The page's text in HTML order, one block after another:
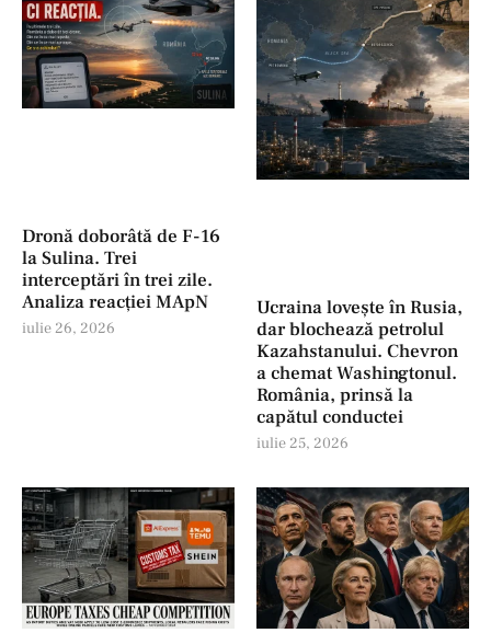
Dronă doborâtă de F-16
la Sulina. Trei
interceptări în trei zile.
Analiza reacției MApN
iulie 26, 2026
Ucraina lovește în Rusia,
dar blochează petrolul
Kazahstanului. Chevron
a chemat Washingtonul.
România, prinsă la
capătul conductei
iulie 25, 2026